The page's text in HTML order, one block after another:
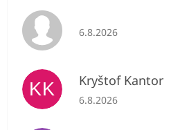
Hodnocení obchodu je
6.8.2026
KK Kryštof Kantor
Hodnocení obchodu je
6.8.2026